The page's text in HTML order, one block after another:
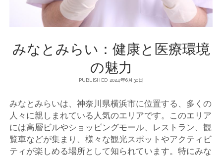
みなとみらい：健康と医療環境
の魅力
PUBLISHED 2024年6月30日
みなとみらいは、神奈川県横浜市に位置する、多くの
人々に親しまれている人気のエリアです。
このエリア
には高層ビルやショッピングモール、レストラン、観
覧車などが集まり、様々な観光スポットやアクティビ
ティが楽しめる場所として知られています。特にみな